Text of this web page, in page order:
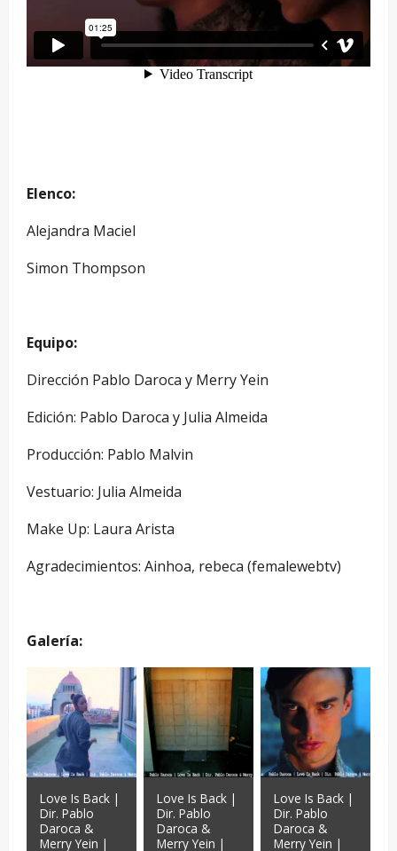
Elenco:
Alejandra Maciel
Simon Thompson
Equipo:
Dirección Pablo Daroca y Merry Yein
Edición: Pablo Daroca y Julia Almeida
Producción: Pablo Malvin
Vestuario: Julia Almeida
Make Up: Laura Arista
Agradecimientos: Ainhoa, rebeca (femalewebtv)
Galería:
Love Is Back |
Dir. Pablo
Daroca &
Merry Yein |
Love Is Back |
Dir. Pablo
Daroca &
Merry Yein |
Love Is Back |
Dir. Pablo
Daroca &
Merry Yein |